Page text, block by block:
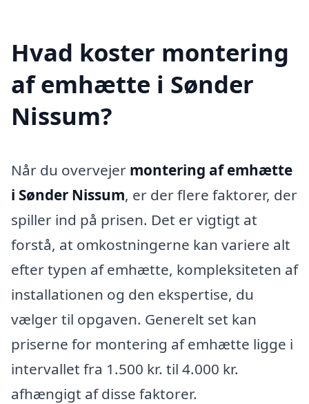
Hvad koster montering
af emhætte i Sønder
Nissum?
Når du overvejer montering af emhætte
i Sønder Nissum, er der flere faktorer, der
spiller ind på prisen. Det er vigtigt at
forstå, at omkostningerne kan variere alt
efter typen af emhætte, kompleksiteten af
installationen og den ekspertise, du
vælger til opgaven. Generelt set kan
priserne for montering af emhætte ligge i
intervallet fra 1.500 kr. til 4.000 kr.
afhængigt af disse faktorer.